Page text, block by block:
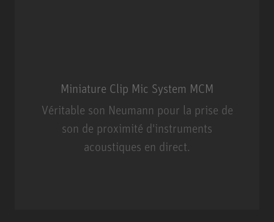
Miniature Clip Mic System MCM
Véritable son Neumann pour la prise de
son de proximité d'instruments
acoustiques en direct.